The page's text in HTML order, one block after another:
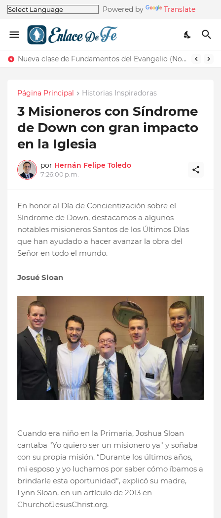
Powered by Translate
Nueva clase de Fundamentos del Evangelio (Nos recuerda la de Principios del Evangelio)
Página Principal Historias Inspiradoras
3 Misioneros con Síndrome
de Down con gran impacto
en la Iglesia
por Hernán Felipe Toledo
7:26:00 p.m.
En honor al Día de Concientización sobre el
Síndrome de Down, destacamos a algunos
notables misioneros Santos de los Últimos Días
que han ayudado a hacer avanzar la obra del
Señor en todo el mundo.
Josué Sloan
Cuando era niño en la Primaria, Joshua Sloan
cantaba "Yo quiero ser un misionero ya" y soñaba
con su propia misión. “Durante los últimos años,
mi esposo y yo luchamos por saber cómo íbamos a
brindarle esta oportunidad”, explicó su madre,
Lynn Sloan, en un artículo de 2013 en
ChurchofJesusChrist.org.